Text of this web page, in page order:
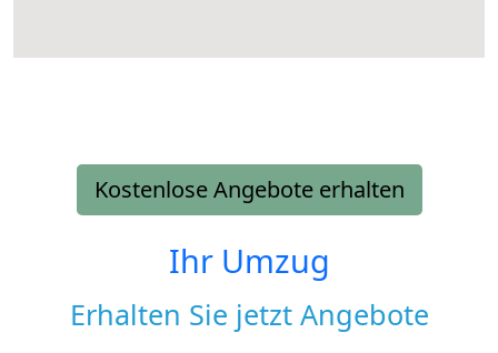
Kostenlose Angebote erhalten
Ihr Umzug
Erhalten Sie jetzt Angebote